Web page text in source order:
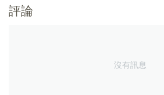
評論
沒有訊息